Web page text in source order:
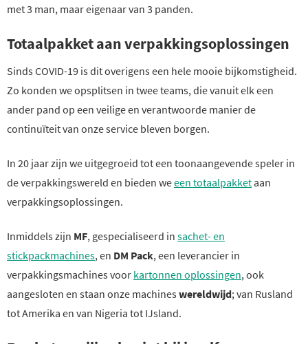
met 3 man, maar eigenaar van 3 panden.
Totaalpakket aan verpakkingsoplossingen
Sinds COVID-19 is dit overigens een hele mooie bijkomstigheid.
Zo konden we opsplitsen in twee teams, die vanuit elk een
ander pand op een veilige en verantwoorde manier de
continuïteit van onze service bleven borgen.
In 20 jaar zijn we uitgegroeid tot een toonaangevende speler in
de verpakkingswereld en bieden weeen totaalpakketaan
verpakkingsoplossingen.
Inmiddels zijn MF, gespecialiseerd in sachet- en
stickpackmachines, en DM Pack, een leverancier in
verpakkingsmachines voor kartonnen oplossingen, ook
aangesloten en staan onze machineswereldwijd; van Rusland
tot Amerika en van Nigeria tot IJsland.